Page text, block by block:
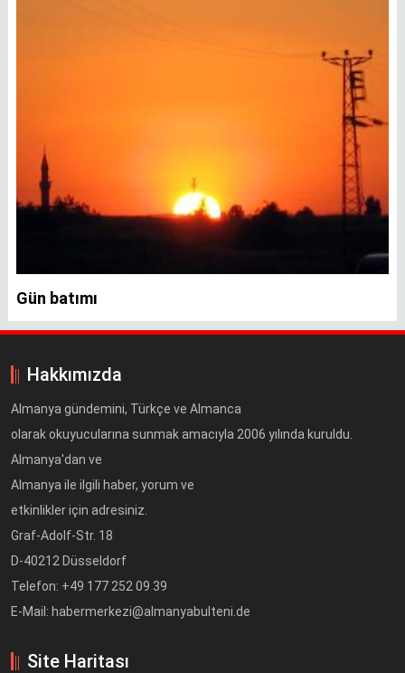
Gün batımı
Hakkımızda
Almanya gündemini, Türkçe ve Almanca
olarak okuyucularına sunmak amacıyla 2006 yılında kuruldu.
Almanya'dan ve
Almanya ile ilgili haber, yorum ve
etkinlikler için adresiniz.
Graf-Adolf-Str. 18
D-40212 Düsseldorf
Telefon: +49 177 252 09 39
E-Mail: habermerkezi@almanyabulteni.de
Site Haritası